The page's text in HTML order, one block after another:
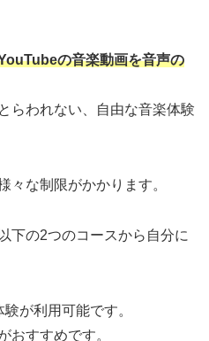
の音楽動画を音声の
らわれない、自由な音楽体験
々な制限がかかります。
下の2つのコースから自分に
が利用可能です。
おすすめです。